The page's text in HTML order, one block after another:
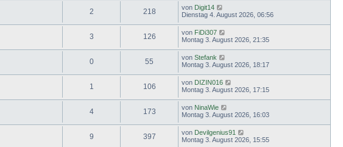
2 218 von Digit14
Dienstag 4. August 2026, 06:56
3 126 von FiDi307
Montag 3. August 2026, 21:35
0 55 von Stefank
Montag 3. August 2026, 18:17
1 106 von DIZIN016
Montag 3. August 2026, 17:15
4 173 von NinaWie
Montag 3. August 2026, 16:03
9 397 von Devilgenius91
Montag 3. August 2026, 15:55